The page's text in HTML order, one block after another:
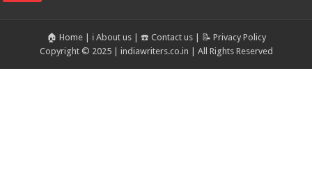
🏠 Home| ℹ️ About us| ☎️ Contact us| 📝 Privacy Policy
Copyright © 2025 | indiawriters.co.in | All Rights Reserved